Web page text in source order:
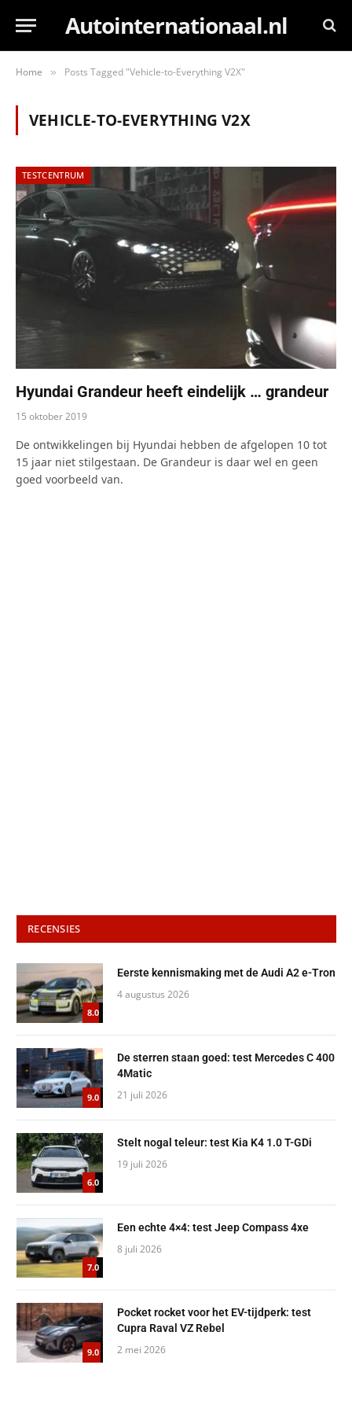
Autointernationaal.nl
Home » Posts Tagged "Vehicle-to-Everything V2X"
VEHICLE-TO-EVERYTHING V2X
TESTCENTRUM
Hyundai Grandeur heeft eindelijk … grandeur
15 oktober 2019
De ontwikkelingen bij Hyundai hebben de afgelopen 10 tot
15 jaar niet stilgestaan. De Grandeur is daar wel en geen
goed voorbeeld van.
RECENSIES
8.0
Eerste kennismaking met de Audi A2 e-Tron
4 augustus 2026
9.0
De sterren staan goed: test Mercedes C 400
4Matic
21 juli 2026
6.0
Stelt nogal teleur: test Kia K4 1.0 T-GDi
19 juli 2026
7.0
Een echte 4×4: test Jeep Compass 4xe
8 juli 2026
9.0
Pocket rocket voor het EV-tijdperk: test
Cupra Raval VZ Rebel
2 mei 2026